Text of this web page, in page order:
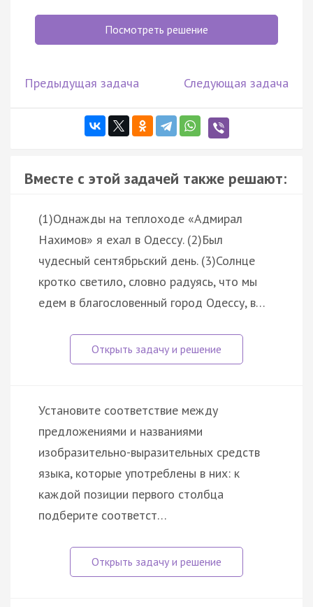
Посмотреть решение
Предыдущая задача Следующая задача
Вместе с этой задачей также решают:
(1)Однажды на теплоходе «Адмирал
Нахимов» я ехал в Одессу. (2)Был
чудесный сентябрьский день. (3)Солнце
кротко светило, словно радуясь, что мы
едем в благословенный город Одессу, в…
Установите соответствие между
предложениями и названиями
изобразительно-выразительных средств
языка, которые употреблены в них: к
каждой позиции первого столбца
подберите соответст…